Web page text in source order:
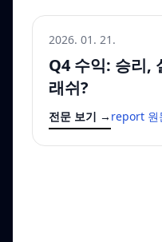
2026. 01. 21.
Q4 수익: 승리,
래쉬?
전문 보기 → report